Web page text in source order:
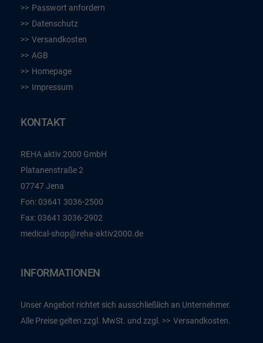
Passwort anfordern
Datenschutz
Versandkosten
AGB
Homepage
Impressum
KONTAKT
REHA aktiv 2000 GmbH
Platanenstraße 2
07747 Jena
Fon: 03641 3036-2500
Fax: 03641 3036-2902
medical-shop@reha-aktiv2000.de
INFORMATIONEN
Unser Angebot richtet sich ausschließlich an Unternehmer.
Alle Preise gelten zzgl. MwSt. und zzgl.
Versandkosten.